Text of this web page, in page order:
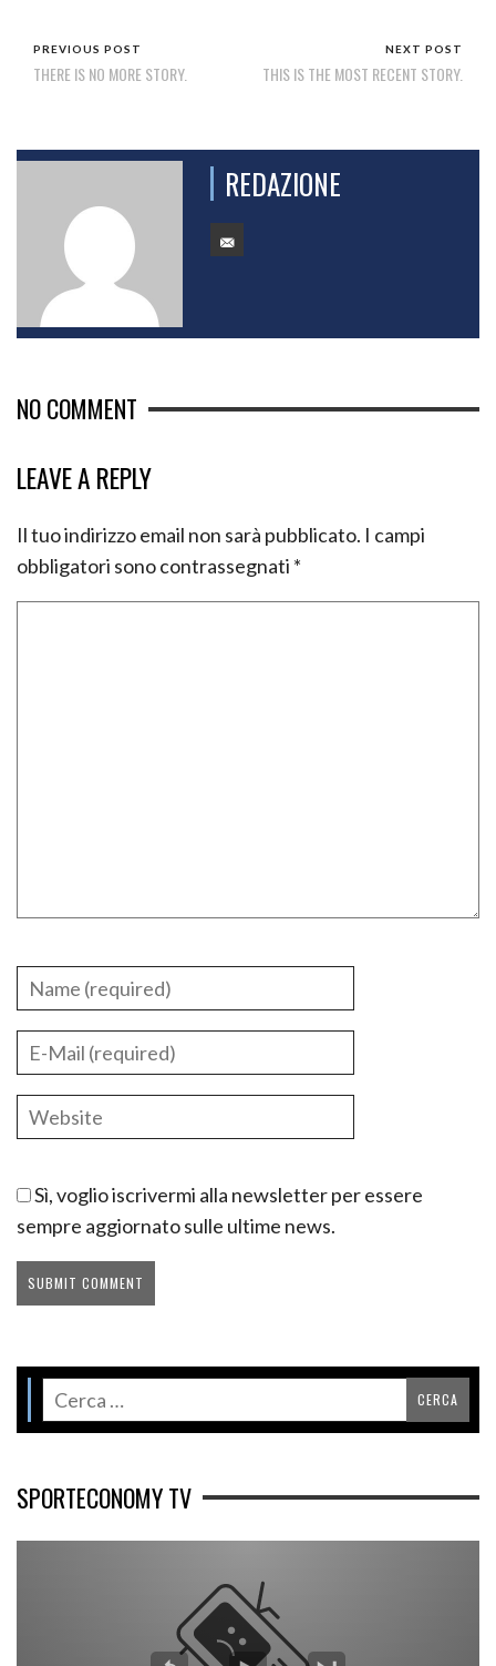
PREVIOUS POST
THERE IS NO MORE STORY.
NEXT POST
THIS IS THE MOST RECENT STORY.
REDAZIONE
NO COMMENT
LEAVE A REPLY
Il tuo indirizzo email non sarà pubblicato. I campi
obbligatori sono contrassegnati *
Sì, voglio iscrivermi alla newsletter per essere
sempre aggiornato sulle ultime news.
SPORTECONOMY TV